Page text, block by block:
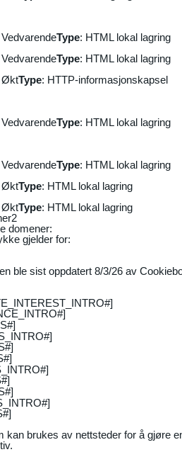
VedvarendeType: HTML lokal lagring
VedvarendeType: HTML lokal lagring
ØktType: HTTP-informasjonskapsel
VedvarendeType: HTML lokal lagring
VedvarendeType: HTML lokal lagring
ØktType: HTML lokal lagring
ØktType: HTML lokal lagring
2
domener:
gjelder for:
ble sist oppdatert 8/3/26 av
kan brukes av nettsteder for å gjøre